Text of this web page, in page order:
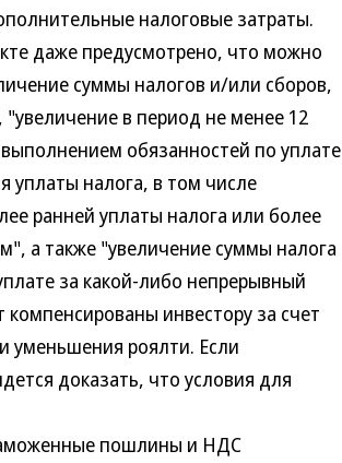
налоговые затраты.
даже предусмотрено, что можно
суммы налогов и/или сборов,
в период не менее 12
обязанностей по уплате
уплаты налога, в том числе
ранней уплаты налога или более
а также "увеличение суммы налога
за какой-либо непрерывный
инвестору за счет
уменьшения роялти. Если
доказать, что условия для
пошлины и НДС